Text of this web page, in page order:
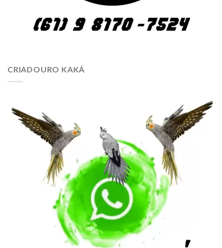
CRIADOURO KAKÁ